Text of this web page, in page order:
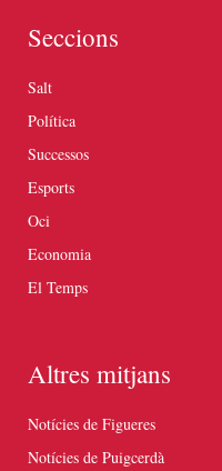
Seccions
Salt
Política
Successos
Esports
Oci
Economia
El Temps
Altres mitjans
Notícies de Figueres
Notícies de Puigcerdà